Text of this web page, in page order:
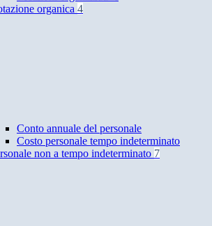
organica 4
Conto annuale del personale
Costo personale tempo indeterminato
non a tempo indeterminato 7